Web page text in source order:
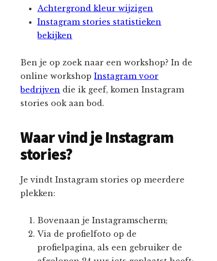
Achtergrond kleur wijzigen
Instagram stories statistieken
bekijken
Ben je op zoek naar een workshop? In de
online workshopInstagram voor
bedrijven die ik geef, komen Instagram
stories ook aan bod.
Waar vind je Instagram
stories?
Je vindt Instagram stories op meerdere
plekken:
Bovenaan je Instagramscherm;
Via de profielfoto op de
profielpagina, als een gebruiker de